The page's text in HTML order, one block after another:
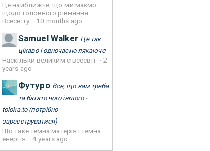
Це найближче, що ми маємо
щодо головного рівняння
Всесвіту · 10 months ago
Samuel Walker Це так
цікаво і одночасно лякаюче
Наскільки великим є всесвіт · 2
years ago
Футуро Все, що вам треба
та багато чого іншого -
toloka.to(потрібно
зареєструватися)
Що таке темна матерія і темна
енергія ·4 years ago